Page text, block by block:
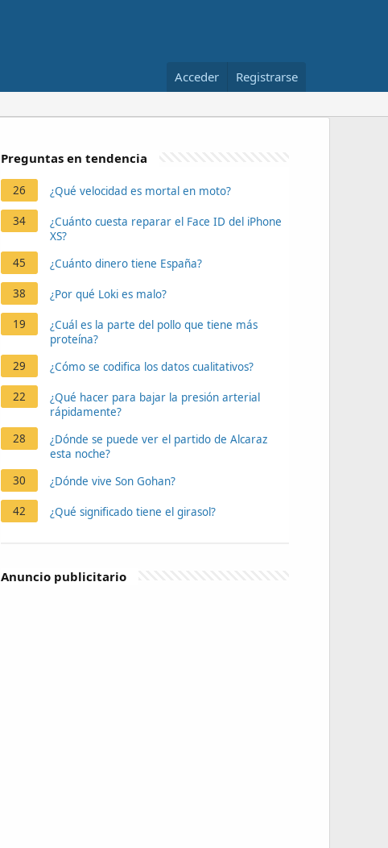
Acceder Registrarse
Preguntas en tendencia
26 ¿Qué velocidad es mortal en moto?
34
¿Cuánto cuesta reparar el Face ID del iPhone
XS?
45
¿Cuánto dinero tiene España?
38 ¿Por qué Loki es malo?
19
¿Cuál es la parte del pollo que tiene más
proteína?
29
¿Cómo se codifica los datos cualitativos?
22
¿Qué hacer para bajar la presión arterial
rápidamente?
28
¿Dónde se puede ver el partido de Alcaraz
esta noche?
30
¿Dónde vive Son Gohan?
42 ¿Qué significado tiene el girasol?
Anuncio publicitario